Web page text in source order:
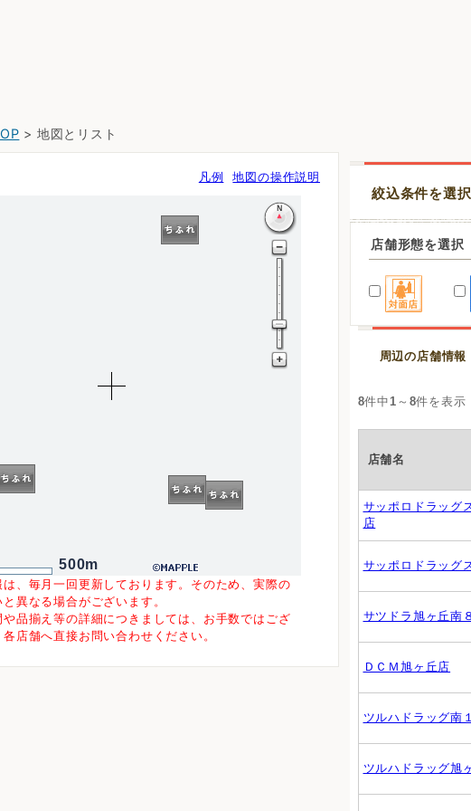
> 地図とリスト
凡例 地図の操作説明
500m
、毎月一回更新しております。そのため、実際の
異なる場合がございます。
品揃え等の詳細につきましては、お手数ではござ
店舗へ直接お問い合わせください。
絞込条件を選
店舗形態を選択
周辺の店舗情報
8件中 1 ～ 8件を表示
店舗名
サッポロドラッグ
店
サッポロドラッグ
サツドラ旭ヶ丘南
ＤＣＭ旭ヶ丘店
ツルハドラッグ南
ツルハドラッグ旭